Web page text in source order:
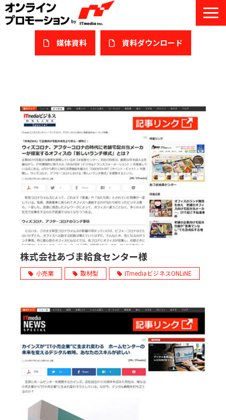
媒体資料 ​資料ダウンロード
サービスガイド/お役立ち資料
課題/ターゲット別で探す
オンライン展示会/協賛ウェビナー
導入事例
セミナー情報/ブログ
販売パートナー募集
株式会社あづま給食センター様
小売業 取材型 ITmediaビジネスONLiNE